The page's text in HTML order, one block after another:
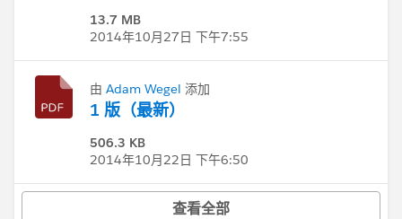
13.7 MB
2014年10月27日 下午7:55
由 Adam Wegel 添加
1 版（最新）
506.3 KB
2014年10月22日 下午6:50
查看全部